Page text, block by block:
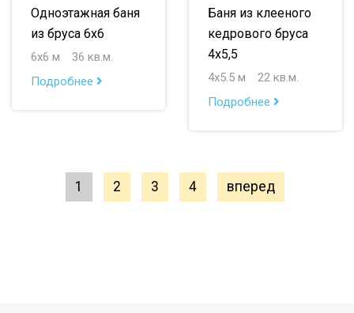
Одноэтажная баня
из бруса 6х6
6х6 м
36 кв.м.
Подробнее
Баня из клееного
кедрового бруса
4х5,5
4х5.5 м
22 кв.м.
Подробнее
1 2 3 4 вперед